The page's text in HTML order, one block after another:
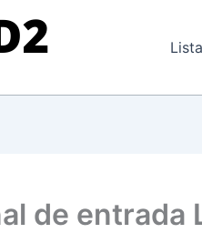
de entrada